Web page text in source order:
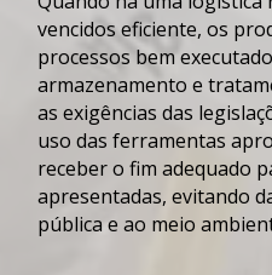
vencidoseficiente, os
processos bem
armazenamento e
as exigências das
uso das ferramentas
receber o fim adequado
apresentadas, evitando
pública e ao meio